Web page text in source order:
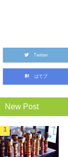
Twitter
はてブ
New Post